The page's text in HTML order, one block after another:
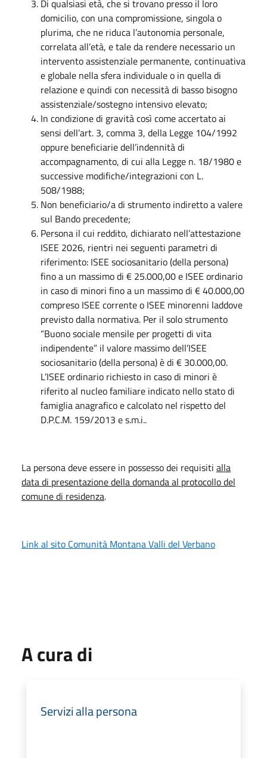
Di qualsiasi età, che si trovano presso il loro
domicilio, con una compromissione, singola o
plurima, che ne riduca l’autonomia personale,
correlata all’età, e tale da rendere necessario un
intervento assistenziale permanente, continuativa
e globale nella sfera individuale o in quella di
relazione e quindi con necessità di basso bisogno
assistenziale/sostegno intensivo elevato;
In condizione di gravità così come accertato ai
sensi dell’art. 3, comma 3, della Legge 104/1992
oppure beneficiarie dell’indennità di
accompagnamento, di cui alla Legge n. 18/1980 e
successive modifiche/integrazioni con L.
508/1988;
Non beneficiario/a di strumento indiretto a valere
sul Bando precedente;
Persona il cui reddito, dichiarato nell’attestazione
ISEE 2026, rientri nei seguenti parametri di
riferimento: ISEE sociosanitario (della persona)
fino a un massimo di € 25.000,00 e ISEE ordinario
in caso di minori fino a un massimo di € 40.000,00
compreso ISEE corrente o ISEE minorenni laddove
previsto dalla normativa. Per il solo strumento
“Buono sociale mensile per progetti di vita
indipendente” il valore massimo dell’ISEE
sociosanitario (della persona) è di € 30.000,00.
L’ISEE ordinario richiesto in caso di minori è
riferito al nucleo familiare indicato nello stato di
famiglia anagrafico e calcolato nel rispetto del
D.P.C.M. 159/2013 e s.m.i..
La persona deve essere in possesso dei requisiti alla
data di presentazione della domanda al protocollo del
comune di residenza.
Link al sito Comunità Montana Valli del Verbano
A cura di
Servizi alla persona